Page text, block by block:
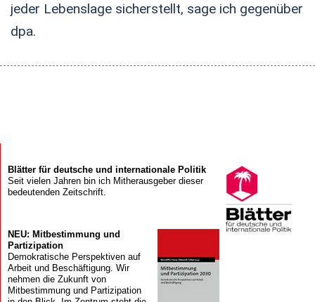
jeder Lebenslage sicherstellt, sage ich gegenüber
dpa.
Blätter für deutsche und internationale Politik
Seit vielen Jahren bin ich Mitherausgeber dieser
bedeutenden Zeitschrift.
NEU: Mitbestimmung und
Partizipation
Demokratische Perspektiven auf
Arbeit und Beschäftigung. Wir
nehmen die Zukunft von
Mitbestimmung und Partizipation